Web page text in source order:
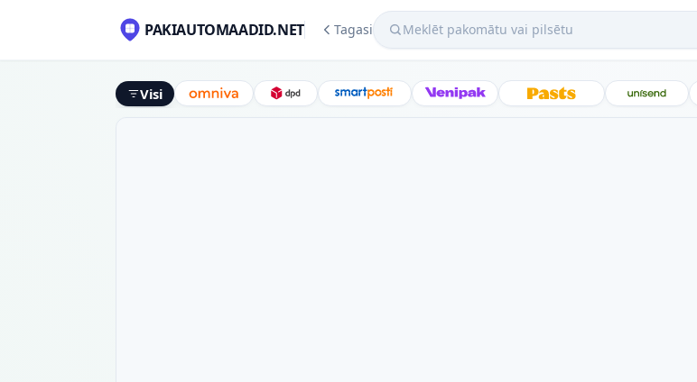
PAKIAUTOMAADID.NET TagasiMeklēt pakomātu vai pilsētu
Visi Omniva DPD SmartPosti Venipak Latvijas Pasts Unisend